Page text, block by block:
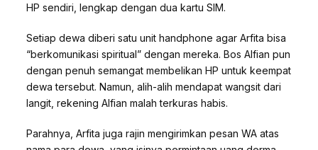
HP sendiri, lengkap dengan dua kartu SIM.
Setiap dewa diberi satu unit handphone agar Arfita bisa
“berkomunikasi spiritual” dengan mereka. Bos Alfian pun
dengan penuh semangat membelikan HP untuk keempat
dewa tersebut. Namun, alih-alih mendapat wangsit dari
langit, rekening Alfian malah terkuras habis.
Parahnya, Arfita juga rajin mengirimkan pesan WA atas